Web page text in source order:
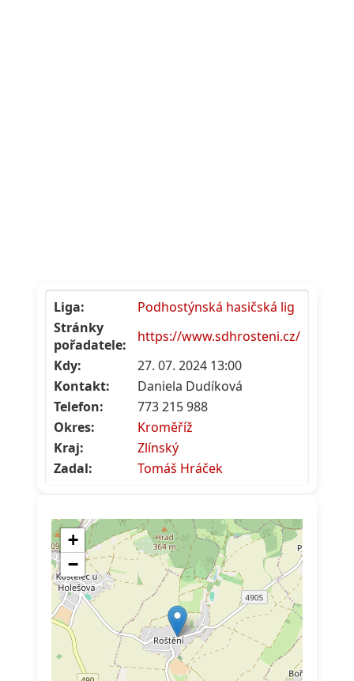
Liga:
Podhostýnská hasičská lig
Stránky
pořadatele:
https://www.sdhrosteni.cz/
Kdy:
27. 07. 2024 13:00
Kontakt:
Daniela Dudíková
Telefon:
773 215 988
Okres:
Kroměříž
Kraj:
Zlínský
Zadal:
Tomáš Hráček